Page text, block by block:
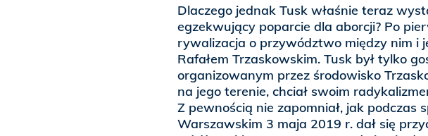
Dlaczego jednak Tusk właśnie teraz
egzekwujący poparcie dla aborcji? Po
rywalizacja o przywództwo między nim i
Rafałem Trzaskowskim. Tusk był tylko
organizowanym przez środowisko
na jego terenie, chciał swoim
Z pewnością nie zapomniał, jak podczas
Warszawskim 3 maja 2019 r. dał się